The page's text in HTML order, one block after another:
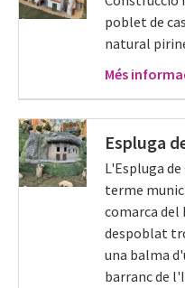
poblet de
natural
Més
Espluga
L'Espluga
terme
comarca del
despoblat
una balma
barranc de